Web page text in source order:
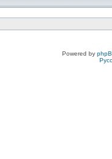
Powered by